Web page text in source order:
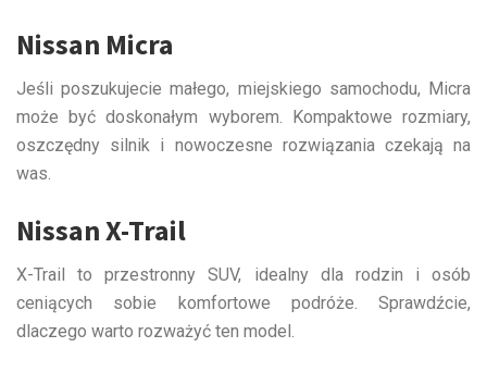
Nissan Micra
Jeśli poszukujecie małego, miejskiego samochodu, Micra
może być doskonałym wyborem. Kompaktowe rozmiary,
oszczędny silnik i nowoczesne rozwiązania czekają na
was.
Nissan X-Trail
X-Trail to przestronny SUV, idealny dla rodzin i osób
ceniących sobie komfortowe podróże. Sprawdźcie,
dlaczego warto rozważyć ten model.